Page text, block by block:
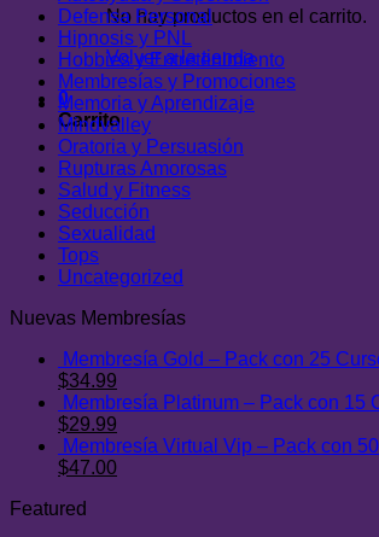
No hay productos en el carrito.
Volver a la tienda
0
Carrito
Defensa Personal
Hipnosis y PNL
Hobbies y Entretenimiento
Membresías y Promociones
Memoria y Aprendizaje
Mindvalley
Oratoria y Persuasión
Rupturas Amorosas
Salud y Fitness
Seducción
Sexualidad
Tops
Uncategorized
Nuevas Membresías
Membresía Gold – Pack con 25
El
precio
original
era:
$400.00.
$34.99
precio
es:
$34.99.
Membresía Platinum – Pack con 15
El
precio
original
$300.00.
$29.99
precio
actual
Membresía Virtual Vip – Pack con
El
original
$47.00El
Featured